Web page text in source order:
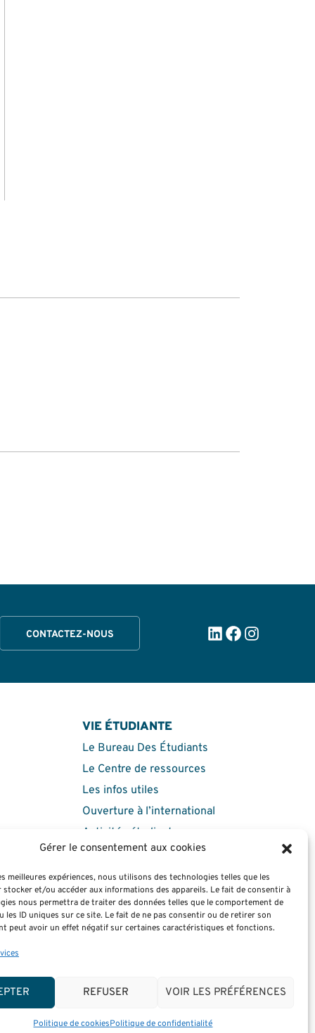
Gérer le consentement aux cookies
meilleures expériences, nous utilisons des technologies telles que les
stocker et/ou accéder aux informations des appareils. Le fait de consentir à
nous permettra de traiter des données telles que le comportement de
les ID uniques sur ce site. Le fait de ne pas consentir ou de retirer son
peut avoir un effet négatif sur certaines caractéristiques et fonctions.
REFUSER VOIR LES PRÉFÉRENCES
Politique de cookiesPolitique de confidentialité
CONTACTEZ-NOUS LinkedIn
Facebook
VIE ÉTUDIANTE
Le Bureau Des Étudiants
Le Centre de ressources
Les infos utiles
Ouverture à l’international
Activités étudiantes
de confidentialité